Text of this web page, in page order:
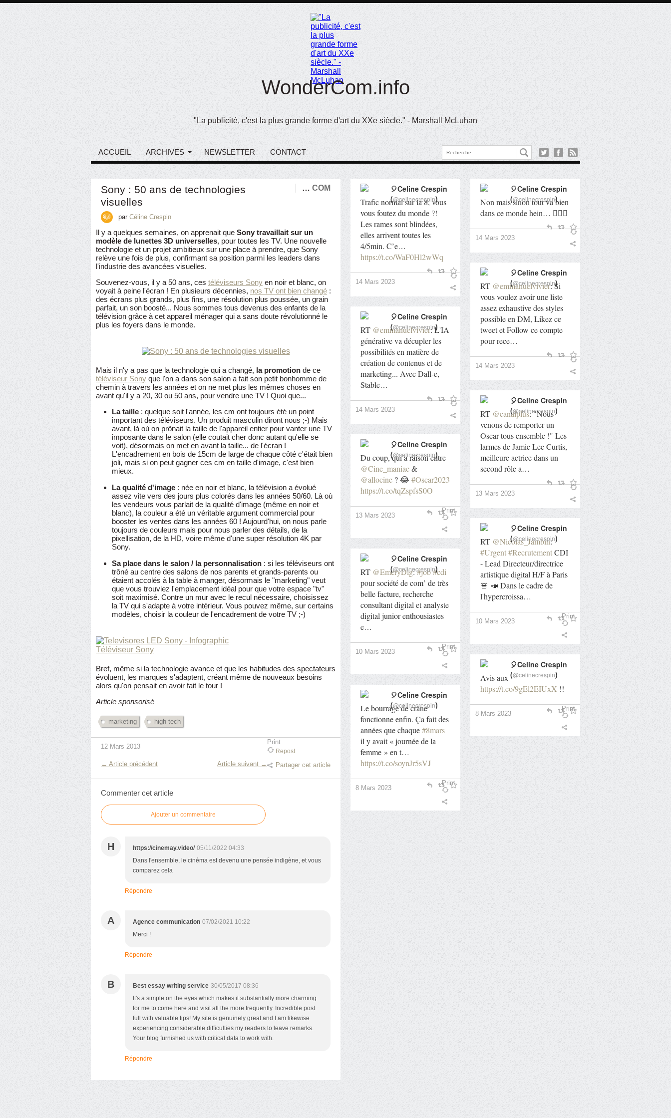
WonderCom.info
"La publicité, c'est la plus grande forme d'art du XXe siècle." - Marshall McLuhan
ACCUEIL ARCHIVES NEWSLETTER CONTACT
Sony : 50 ans de technologies
visuelles
… COM
par Céline Crespin
Il y a quelques semaines, on apprenait que Sony travaillait sur un
modèle de lunettes 3D universelles, pour toutes les TV. Une nouvelle
technologie et un projet ambitieux sur une place à prendre, que Sony
relève une fois de plus, confirmant sa position parmi les leaders dans
l'industrie des avancées visuelles.
Souvenez-vous, il y a 50 ans, ces téléviseurs Sony en noir et blanc, on
voyait à peine l'écran ! En plusieurs décennies, nos TV ont bien changé :
des écrans plus grands, plus fins, une résolution plus poussée, un grain
parfait, un son boosté... Nous sommes tous devenus des enfants de la
télévision grâce à cet appareil ménager qui a sans doute révolutionné le
plus les foyers dans le monde.
Mais il n'y a pas que la technologie qui a changé, la promotion de ce
téléviseur Sony que l'on a dans son salon a fait son petit bonhomme de
chemin à travers les années et on ne met plus les mêmes choses en
avant qu'il y a 20, 30 ou 50 ans, pour vendre une TV ! Quoi que...
La taille : quelque soit l'année, les cm ont toujours été un point
important des téléviseurs. Un produit masculin diront nous ;-) Mais
avant, là où on prônait la taille de l'appareil entier pour vanter une TV
imposante dans le salon (elle coutait cher donc autant qu'elle se
voit), désormais on met en avant la taille... de l'écran !
L'encadrement en bois de 15cm de large de chaque côté c'était bien
joli, mais si on peut gagner ces cm en taille d'image, c'est bien
mieux.
La qualité d'image : née en noir et blanc, la télévision a évolué
assez vite vers des jours plus colorés dans les années 50/60. Là où
les vendeurs vous parlait de la qualité d'image (même en noir et
blanc), la couleur a été un véritable argument commercial pour
booster les ventes dans les années 60 ! Aujourd'hui, on nous parle
toujours de couleurs mais pour nous parler des détails, de la
pixellisation, de la HD, voire même d'une super résolution 4K par
Sony.
Sa place dans le salon / la personnalisation : si les téléviseurs ont
trôné au centre des salons de nos parents et grands-parents ou
étaient accolés à la table à manger, désormais le "marketing" veut
que vous trouviez l'emplacement idéal pour que votre espace "tv"
soit maximisé. Contre un mur avec le recul nécessaire, choisissez
la TV qui s'adapte à votre intérieur. Vous pouvez même, sur certains
modèles, choisir la couleur de l'encadrement de votre TV ;-)
Téléviseur Sony
Bref, même si la technologie avance et que les habitudes des spectateurs
évoluent, les marques s'adaptent, créant même de nouveaux besoins
alors qu'on pensait en avoir fait le tour !
Article sponsorisé
marketing high tech
12 Mars 2013
Print
Repost
Partager cet article
← Article précédent Article suivant →
Commenter cet article
Ajouter un commentaire
H https://cinemay.video/ 05/11/2022 04:33
Dans l'ensemble, le cinéma est devenu une pensée indigène, et vous
comparez cela
Répondre
A Agence communication 07/02/2021 10:22
Merci !
Répondre
B Best essay writing service 30/05/2017 08:36
It's a simple on the eyes which makes it substantially more charming
for me to come here and visit all the more frequently. Incredible post
full with valuable tips! My site is genuinely great and I am likewise
experiencing considerable difficulties my readers to leave remarks.
Your blog furnished us with critical data to work with.
Répondre
Trafic normal sur la 8, vous
vous foutez du monde ?!
Les rames sont blindées,
elles arrivent toutes les
4/5min. C’e…
https://t.co/WaF0Hl2wWq
🎈Celine Crespin
(@celinecrespin)
14 Mars 2023
Non mais sinon tout va bien
dans ce monde hein… 🤦🏻‍♀️
🎈Celine Crespin
(@celinecrespin)
14 Mars 2023
RT @emmanuelvivier: Si
vous voulez avoir une liste
assez exhaustive des styles
possible en DM, Likez ce
tweet et Follow ce compte
pour rece…
🎈Celine Crespin
(@celinecrespin)
14 Mars 2023
RT @emmanuelvivier: L'IA
générative va décupler les
possibilités en matière de
création de contenus et de
marketing... Avec Dall-e,
Stable…
🎈Celine Crespin
(@celinecrespin)
14 Mars 2023 RT @canalplus: "Nous
venons de remporter un
Oscar tous ensemble !" Les
larmes de Jamie Lee Curtis,
meilleure actrice dans un
second rôle a…
🎈Celine Crespin
(@celinecrespin)
13 Mars 2023
Du coup, qui a raison entre
@Cine_maniac&
@allocine ? 😂 #Oscar2023
https://t.co/tqZspfsS0O
🎈Celine Crespin
(@celinecrespin)
13 Mars 2023
Print
RT @Nicolas_Jambin:
#Urgent#RecrutementCDI
- Lead Directeur/directrice
artistique digital H/F à Paris
🚨 📣 Dans le cadre de
l'hypercroissa…
🎈Celine Crespin
(@celinecrespin)
10 Mars 2023
Print
RT @EmeryDlg:#job#cdi
pour société de com’ de très
belle facture, recherche
consultant digital et analyste
digital junior enthousiastes
e…
🎈Celine Crespin
(@celinecrespin)
10 Mars 2023
Print
Avis aux
https://t.co/9gEl2EIUxX !!
🎈Celine Crespin
(@celinecrespin)
8 Mars 2023
Print
Le bourrage de crâne
fonctionne enfin. Ça fait des
années que chaque#8mars
il y avait « journée de la
femme » en t…
https://t.co/soynJr5sVJ
🎈Celine Crespin
(@celinecrespin)
8 Mars 2023
Print